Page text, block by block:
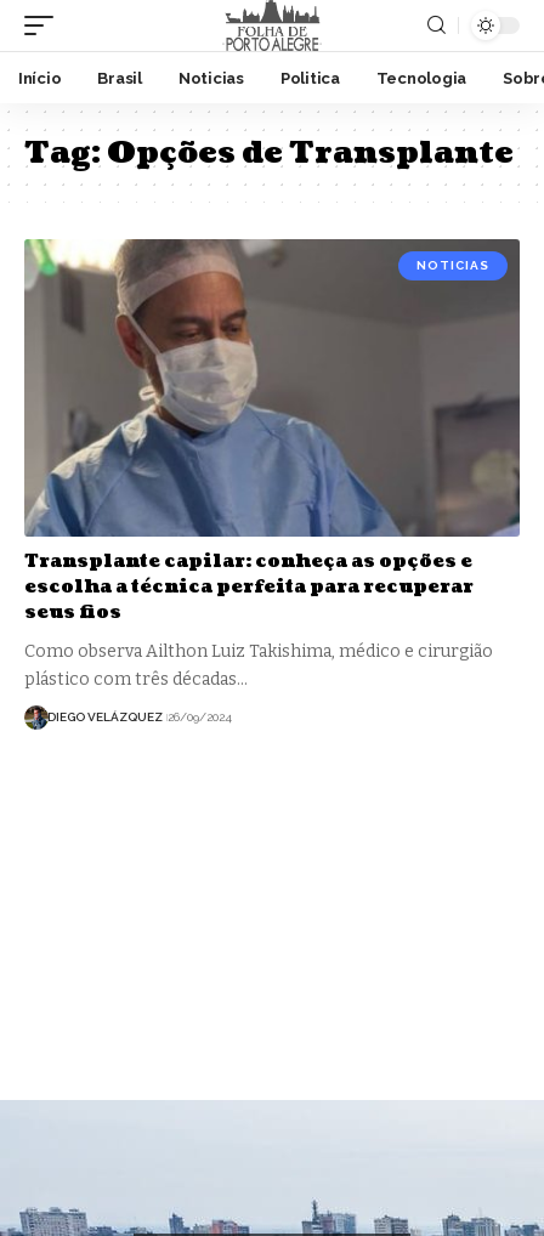
Início Brasil Noticias Politica Tecnologia
Tag:Opções de Transplante
NOTICIAS
Transplante capilar: conheça as opções e
escolha a técnica perfeita para recuperar
seus fios
Como observa Ailthon Luiz Takishima, médico e cirurgião
plástico com três décadas…
DIEGO VELÁZQUEZ 26/09/2024